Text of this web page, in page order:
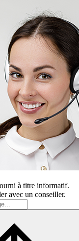
à titre informatif.
avec un conseiller.